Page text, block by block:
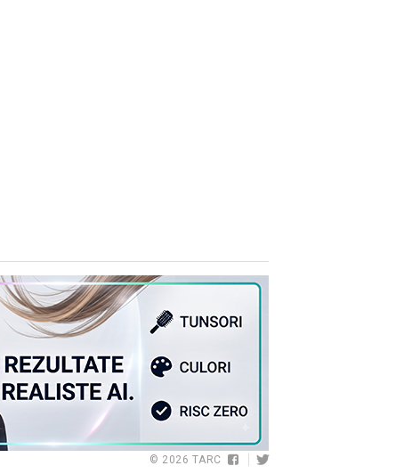
© 2026 TARC